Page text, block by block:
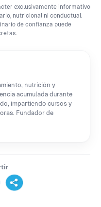
exclusivamente informativo
nutricional ni conductual.
de confianza puede
nutrición y
acumulada durante
impartiendo cursos y
Fundador de